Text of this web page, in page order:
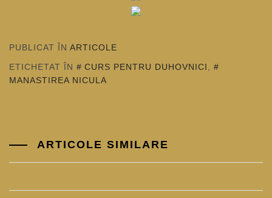
PUBLICAT ÎN ARTICOLE
ETICHETAT ÎN
CURS PENTRU DUHOVNICI
MANASTIREA NICULA
ARTICOLE SIMILARE